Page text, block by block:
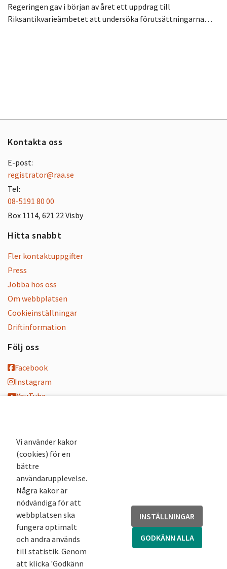
Regeringen gav i början av året ett uppdrag till
Riksantikvarieämbetet att undersöka förutsättningarna…
Kontakta oss
E-post:
registrator@raa.se
Tel:
08-5191 80 00
Box 1114, 621 22 Visby
Hitta snabbt
Fler kontaktuppgifter
Press
Jobba hos oss
Om webbplatsen
Cookieinställningar
Driftinformation
Följ oss
Facebook
Instagram
YouTube
Nyhetsbrev
Andra webbplatser
Arkivsök
Fornsök
Fornreg
Bebyggelseregistret
Runor
Kringla
Vi använder kakor
(cookies) för en
bättre
användarupplevelse.
Några kakor är
nödvändiga för att
webbplatsen ska
fungera optimalt
och andra används
till statistik. Genom
att klicka 'Godkänn
INSTÄLLNINGAR
GODKÄNN ALLA